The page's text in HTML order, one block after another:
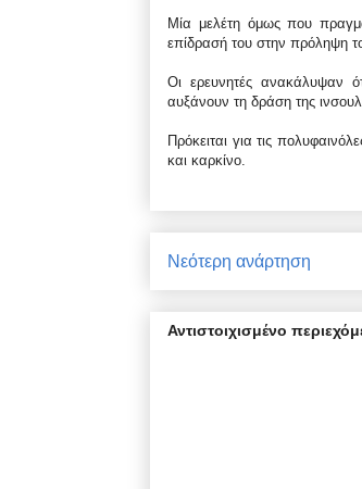
Μία μελέτη όμως που
επίδρασή του στην πρόληψη
Οι ερευνητές ανακάλυψαν
αυξάνουν τη δράση της
Πρόκειται για τις
και καρκίνο.
Νεότερη ανάρτηση
Αντιστοιχισμένο